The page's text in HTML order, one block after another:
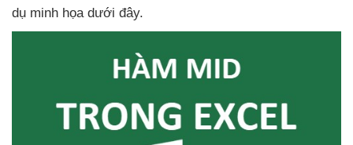
dụ minh họa dưới đây.